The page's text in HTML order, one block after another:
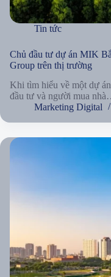
Tin tức
Chủ đầu tư dự án MIK
Group trên thị trường
Khi tìm hiểu về một dự
đầu tư và người mua
Marketing Digital